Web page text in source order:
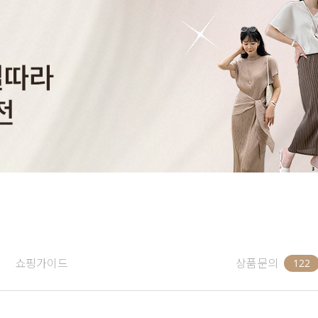
쇼핑가이드 상품문의 122